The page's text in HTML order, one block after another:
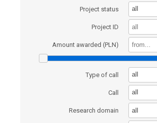
Project status all
Project ID
Amount awarded (PLN)
Type of call all
Call all
Research domain all